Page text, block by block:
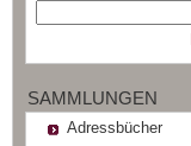
SAMMLUNGEN
Adressbücher